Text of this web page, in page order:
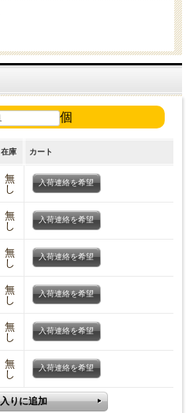
個
在庫 カート
無
し
入荷連絡を希望
無
し
入荷連絡を希望
無
し
入荷連絡を希望
無
し
入荷連絡を希望
無
し
入荷連絡を希望
無
し
入荷連絡を希望